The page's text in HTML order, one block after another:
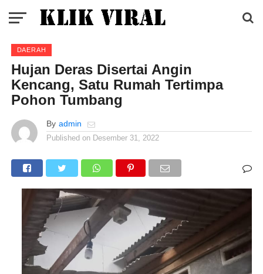
DAERAH
Hujan Deras Disertai Angin
Kencang, Satu Rumah Tertimpa
Pohon Tumbang
By admin
Published on Desember 31, 2022